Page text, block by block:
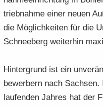
trieb­nah­me einer neuen
die Mög­lich­kei­ten für die
Schnee­berg wei­ter­hin
Hin­ter­grund ist ein
be­wer­bern nach
lau­fen­den Jah­res hat der